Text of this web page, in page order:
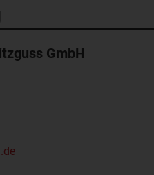
GmbH